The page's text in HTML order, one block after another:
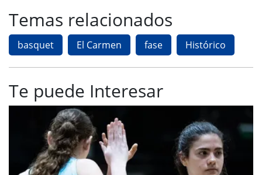
Temas relacionados
basquet El Carmen fase Histórico
Te puede Interesar